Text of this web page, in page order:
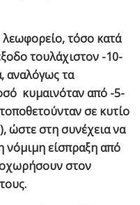
λεωφορείο, τόσο κατά
τουλάχιστον -10-
αναλόγως τα
κυμαινόταν από -5-
σε κυτίο
ώστε στη συνέχεια να
νόμιμη είσπραξη από
στον